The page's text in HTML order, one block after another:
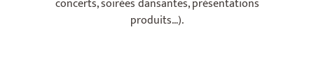
concerts, soirées dansantes, présentations
produits…).